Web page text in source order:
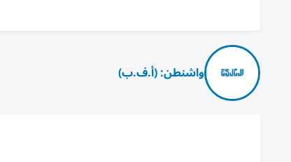
واشنطن: (أ.ف.ب)